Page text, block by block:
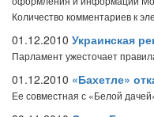
Количество комментариев к
01.12.2010 Украинская
Парламент ужесточает
01.12.2010 «Бахетле»
Ее совместная с «Белой